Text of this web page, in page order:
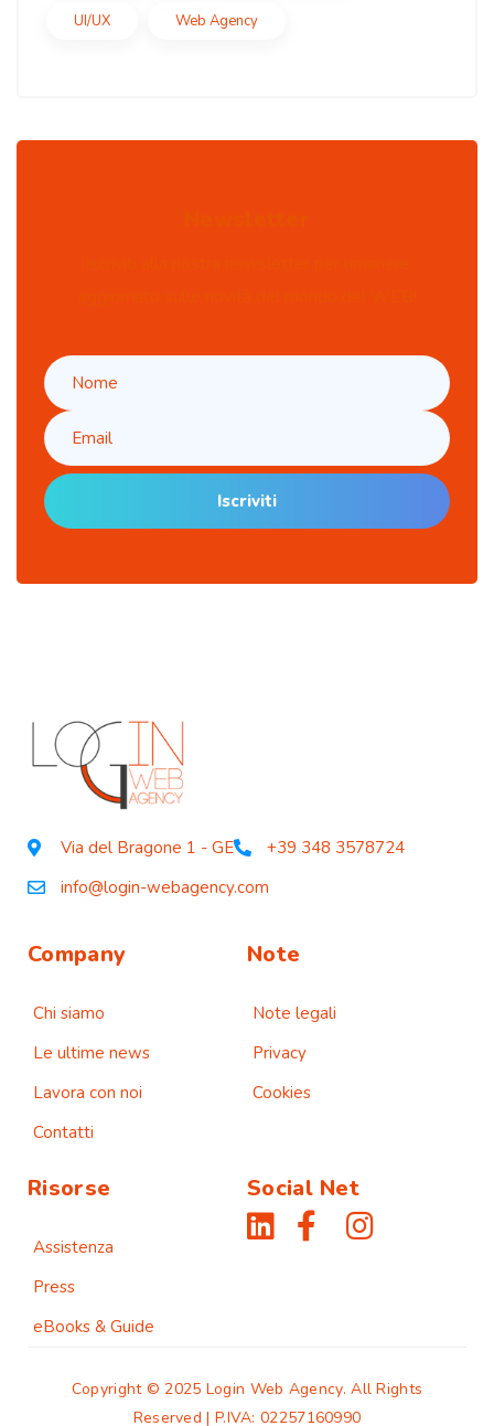
UI/UX Web Agency
Iscriviti
Via del Bragone 1 - GE
+39 348 3578724
info@login-webagency.com
Company
Chi siamo
Le ultime news
Lavora con noi
Contatti
Note
Note legali
Privacy
Cookies
Risorse
Assistenza
Press
eBooks & Guide
Social Net
Copyright © 2025 Login Web Agency. All Rights
Reserved | P.IVA: 02257160990